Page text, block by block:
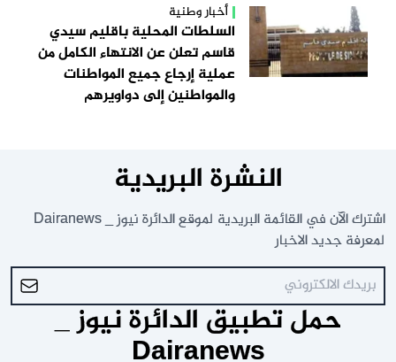
أخبار وطنية
السلطات المحلية باقليم سيدي
قاسم تعلن عن الانتهاء الكامل من
عملية إرجاع جميع المواطنات
والمواطنين إلى دواويرهم
النشرة البريدية
اشترك الآن في القائمة البريدية لموقع الدائرة نيوز _ Dairanews
لمعرفة جديد الاخبار
حمل تطبيق الدائرة نيوز _
Dairanews